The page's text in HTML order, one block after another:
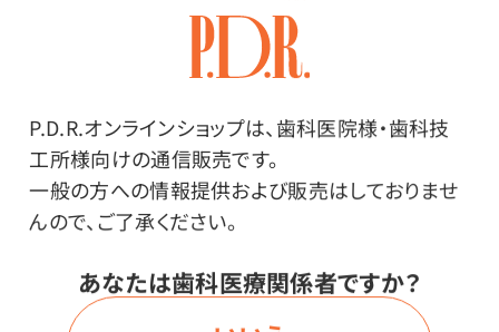
P.D.R.オンラインショップは、歯科医院様・歯科技
工所様向けの通信販売です。
一般の方への情報提供および販売はしておりませ
んので、ご了承ください。
あなたは歯科医療関係者ですか？
吸水性に優れています。
使用後は洗濯して繰り返し使用できます。
その他
●中国製
●1枚のサイズ／300×300mm